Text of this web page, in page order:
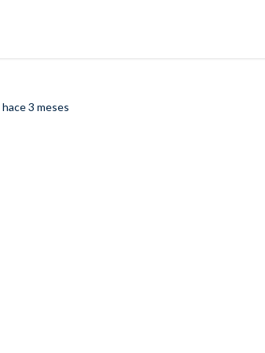
hace 3 meses